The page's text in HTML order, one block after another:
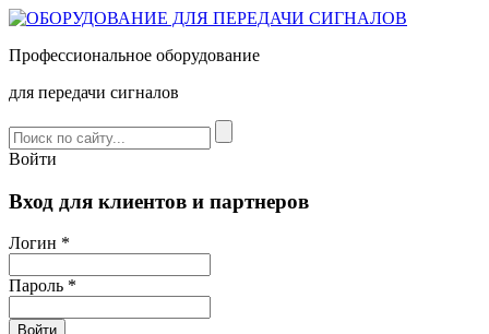
Профессиональное оборудование
для передачи сигналов
Войти
Вход для клиентов и партнеров
Логин *
Пароль *